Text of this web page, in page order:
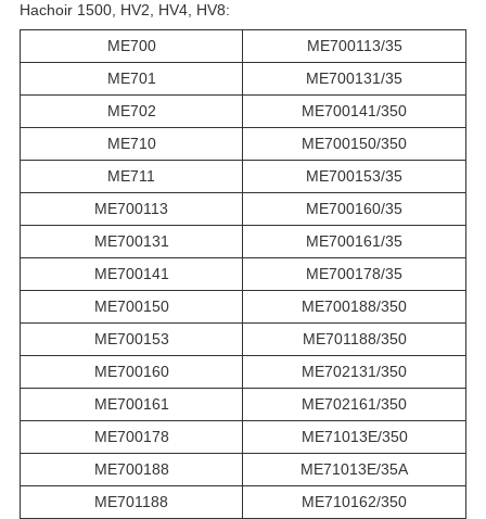
Hachoir 1500, HV2, HV4, HV8:
ME700
ME700113/35
ME701
ME700131/35
ME702
ME700141/350
ME710
ME700150/350
ME711
ME700153/35
ME700113
ME700160/35
ME700131
ME700161/35
ME700141
ME700178/35
ME700150
ME700188/350
ME700153
ME701188/350
ME700160
ME702131/350
ME700161
ME702161/350
ME700178
ME71013E/350
ME700188
ME71013E/35A
ME701188
ME710162/350